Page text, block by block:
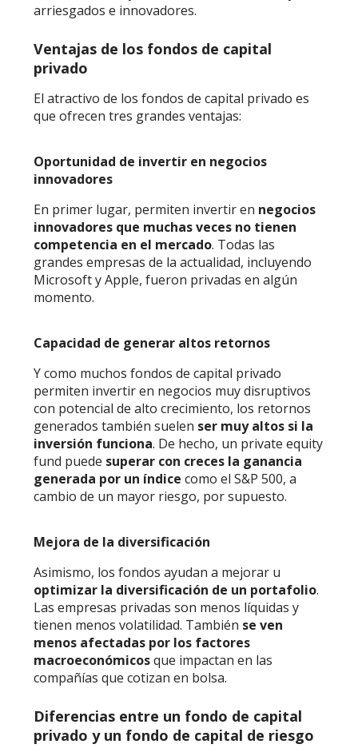
arriesgados e innovadores.
Ventajas de los fondos de capital
privado
El atractivo de los fondos de capital privado es
que ofrecen tres grandes ventajas:
Oportunidad de invertir en negocios
innovadores
En primer lugar, permiten invertir en negocios
innovadores que muchas veces no tienen
competencia en el mercado. Todas las
grandes empresas de la actualidad, incluyendo
Microsoft y Apple, fueron privadas en algún
momento.
Capacidad de generar altos retornos
Y como muchos fondos de capital privado
permiten invertir en negocios muy disruptivos
con potencial de alto crecimiento, los retornos
generados también suelen ser muy altos si la
inversión funciona. De hecho, un private equity
fund puede superar con creces la ganancia
generada por un índice como el S&P 500, a
cambio de un mayor riesgo, por supuesto.
Mejora de la diversificación
Asimismo, los fondos ayudan a mejorar u
optimizar la diversificación de un portafolio.
Las empresas privadas son menos líquidas y
tienen menos volatilidad. También se ven
menos afectadas por los factores
macroeconómicosque impactan en las
compañías que cotizan en bolsa.
Diferencias entre un fondo de capital
privado y un fondo de capital de riesgo